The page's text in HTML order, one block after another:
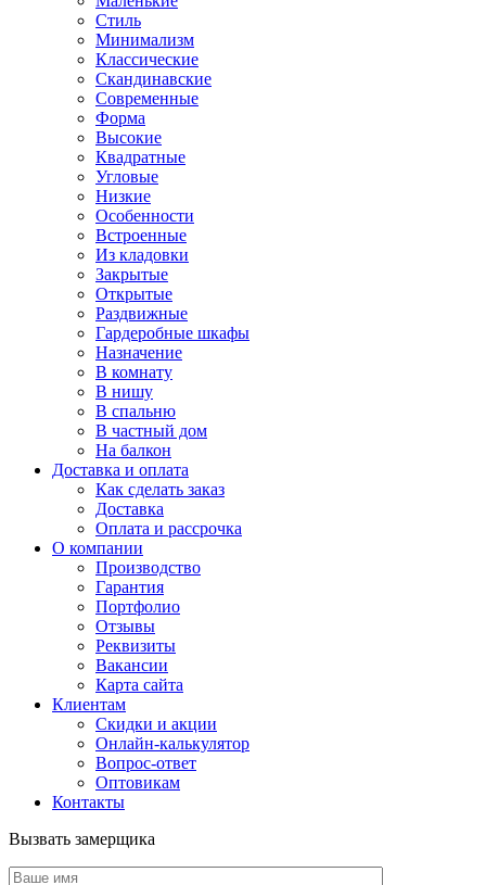
Стиль
Минимализм
Классические
Скандинавские
Современные
Форма
Высокие
Квадратные
Угловые
Низкие
Особенности
Встроенные
Из кладовки
Закрытые
Открытые
Раздвижные
Гардеробные шкафы
Назначение
В комнату
В нишу
В спальню
В частный дом
На балкон
Доставка и оплата
Как сделать заказ
Доставка
Оплата и рассрочка
О компании
Производство
Гарантия
Портфолио
Отзывы
Реквизиты
Вакансии
Карта сайта
Клиентам
Скидки и акции
Онлайн-калькулятор
Вопрос-ответ
Оптовикам
Контакты
Вызвать замерщика